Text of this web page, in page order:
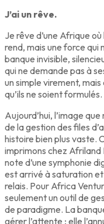
J’ai un rêve.
Je rêve d’une Afrique où
rend, mais une force qui
banque invisible,
qui ne demande pas à
un simple virement,
qu’ils ne soient formulés.
Aujourd’hui, l’image
de la gestion des files
histoire bien plus vaste.
imprimons chez Afriland
note d’une symphonie
est arrivé à saturation
relais. Pour Africa
seulement un outil de
de paradigme. La
gérer l’attente ; elle